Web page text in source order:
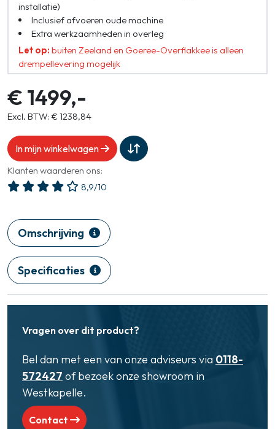
installatie)
Inclusief afvoeren oude machine
Extra werkzaamheden in overleg
Let op: buiten Zeeland en Goeree-Overflakkee is alleen
drempellevering mogelijk
€ 1499,-
Excl. BTW: € 1238,84
In mijn winkelwagen
Klanten waarderen ons:
8,9/10
Omschrijving
Specificaties
Vragen over dit product?
Bel dan met een van onze adviseurs via 0118-
572427 of bezoek onze showroom in
Westkapelle.
Contact